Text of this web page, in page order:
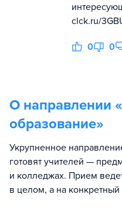
clck.ru/
0 0
О направлении «
образование»
Укрупненное
готовят учителей —
и колледжах. Прием
в целом, а на